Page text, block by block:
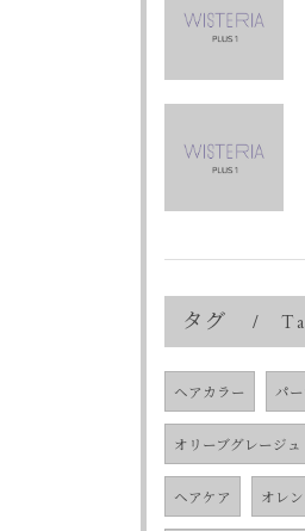
タグ
ヘアカラー パ
オリーブグレージュ
ヘアケア オレ